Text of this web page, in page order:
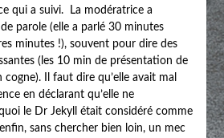
qui a suivi. La modératrice a
parole (elle a parlé 30 minutes
minutes !), souvent pour dire des
(les 10 min de présentation de
cogne). Il faut dire qu’elle avait mal
en déclarant qu’elle ne
le Dr Jekyll était considéré comme
sans chercher bien loin, un mec